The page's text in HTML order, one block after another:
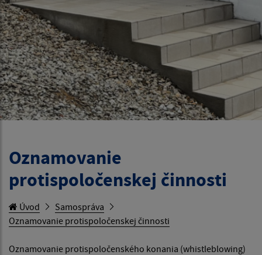
Oznamovanie
protispoločenskej činnosti
Úvod
Samospráva
Oznamovanie protispoločenskej činnosti
Oznamovanie protispoločenského konania (whistleblowing)